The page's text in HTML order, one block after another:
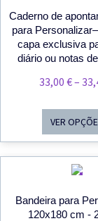
Caderno de
para
capa exclusiva
diário ou notas
33,00 €–
VER
Bandeira para
120x180 cm -